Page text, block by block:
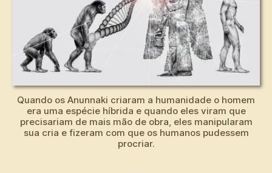
Quando os Anunnaki criaram a humanidade o homem
era uma espécie híbrida e quando eles viram que
precisariam de mais mão de obra, eles manipularam
sua cria e fizeram com que os humanos pudessem
procriar.